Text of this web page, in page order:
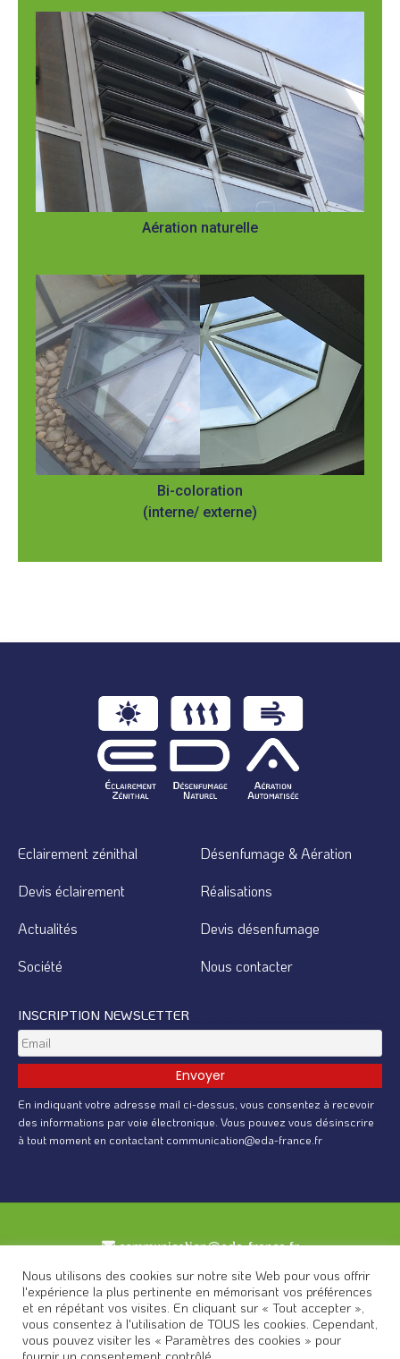
Aération naturelle
Bi-coloration
(interne/ externe)​
Eclairement zénithal
Désenfumage & Aération
Devis éclairement
Réalisations
Actualités
Devis désenfumage
Société
Nous contacter
INSCRIPTION NEWSLETTER
En indiquant votre adresse mail ci-dessus, vous consentez à recevoir
des informations par voie électronique. Vous pouvez vous désinscrire
à tout moment en contactant communication@eda-france.fr
communication@eda-france.fr
04 74 43 39 14
37 rue de Funas, 38 300 Bourgoin Jallieu
Nous utilisons des cookies sur notre site Web pour vous offrir
l'expérience la plus pertinente en mémorisant vos préférences
et en répétant vos visites. En cliquant sur « Tout accepter »,
vous consentez à l'utilisation de TOUS les cookies. Cependant,
vous pouvez visiter les « Paramètres des cookies » pour